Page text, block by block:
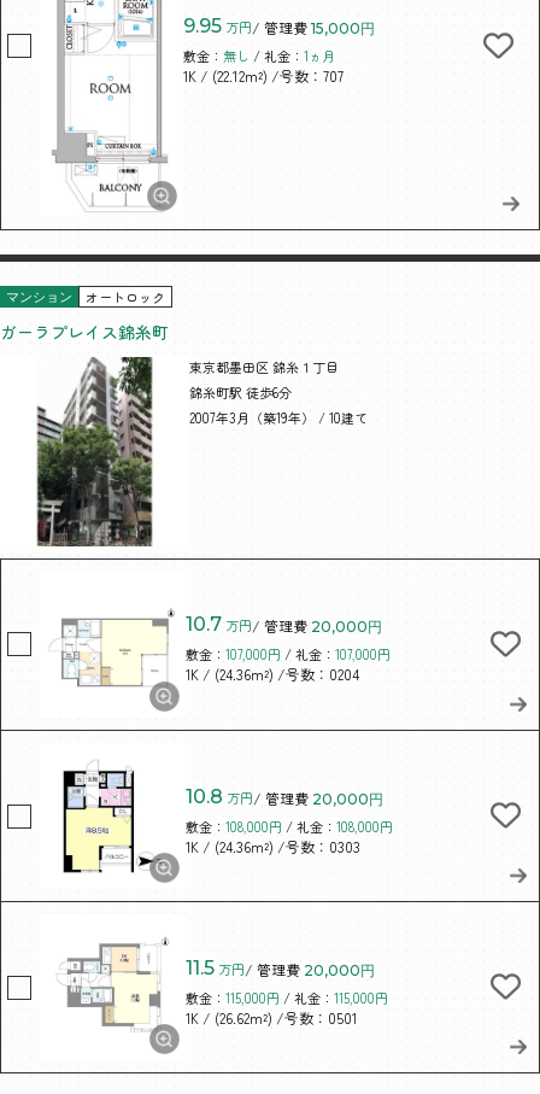
9.95 万円/ 管理費 15,000円
敷金： 無し / 礼金：1ヵ月
1K / (22.12m²) /号数：707
マンション オートロック
ガーラプレイス錦糸町
東京都墨田区 錦糸１丁目
錦糸町駅 徒歩6分
2007年3月（築19年） / 10建て
10.7 万円/ 管理費 20,000円
敷金：107,000円 / 礼金：107,000円
1K / (24.36m²) /号数：0204
10.8 万円/ 管理費 20,000円
敷金：108,000円 / 礼金：108,000円
1K / (24.36m²) /号数：0303
11.5 万円/ 管理費 20,000円
敷金：115,000円 / 礼金：115,000円
1K / (26.62m²) /号数：0501